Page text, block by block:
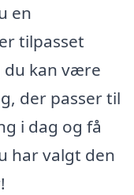
en
tilpasset
du kan være
der passer til
i dag og få
har valgt den